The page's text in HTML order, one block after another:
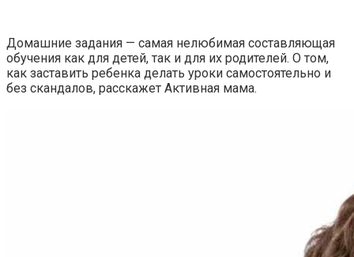
Домашние задания — самая нелюбимая составляющая
обучения как для детей, так и для их родителей. О том,
как заставить ребенка делать уроки самостоятельно и
без скандалов, расскажет Активная мама.